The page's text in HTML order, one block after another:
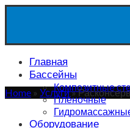
Главная
Бассейны
Композитные
Плёночные
Оборудование
Home » Услуги»